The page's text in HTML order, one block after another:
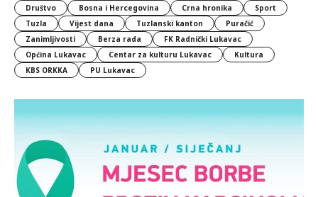
Društvo
Bosna i Hercegovina Crna hronika
Sport
Tuzla
Vijest dana Tuzlanski kanton
Puračić
Zanimljivosti
Berza rada
FK Radnički Lukavac
Općina Lukavac
Centar za kulturu Lukavac
Kultura
KBS ORKKA
PU Lukavac